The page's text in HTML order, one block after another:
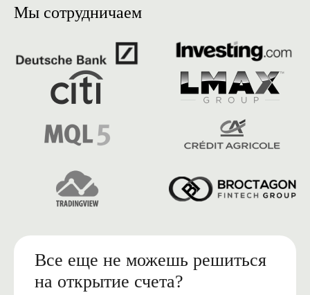
Мы сотрудничаем
Все еще не можешь решиться
на открытие счета?